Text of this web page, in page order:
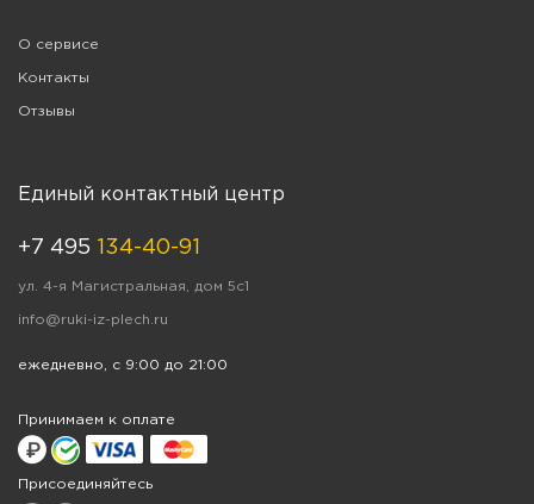
О сервисе
Контакты
Отзывы
Единый контактный центр
+7 495 134-40-91
ул. 4-я Магистральная, дом 5с1
info@ruki-iz-plech.ru
ежедневно, с 9:00 до 21:00
Принимаем к оплате
Присоединяйтесь